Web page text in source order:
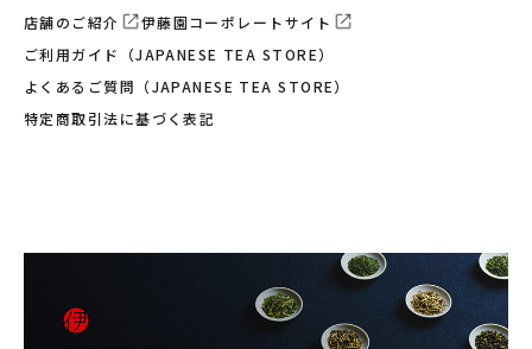
店舗のご紹介
伊藤園コーポレートサイト
ご利用ガイド（JAPANESE TEA STORE）
よくあるご質問（JAPANESE TEA STORE）
特定商取引法に基づく表記